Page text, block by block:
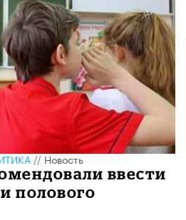
//Новость
ввести
полового